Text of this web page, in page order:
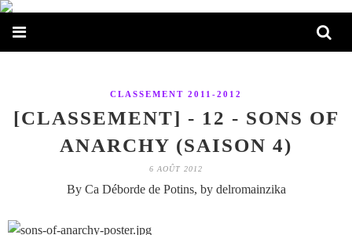
CLASSEMENT 2011-2012
[CLASSEMENT] - 12 - SONS OF
ANARCHY (SAISON 4)
6 AOÛT 2012
By Ca Déborde de Potins, by delromainzika